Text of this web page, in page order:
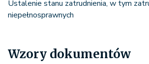
Ustalenie stanu zatrudnienia, w tym
niepełnosprawnych
Wzory dokumentów